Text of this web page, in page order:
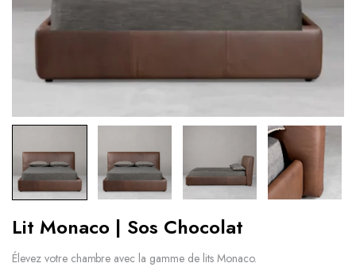
Lit Monaco | Sos Chocolat
Élevez votre chambre avec la gamme de lits Monaco.